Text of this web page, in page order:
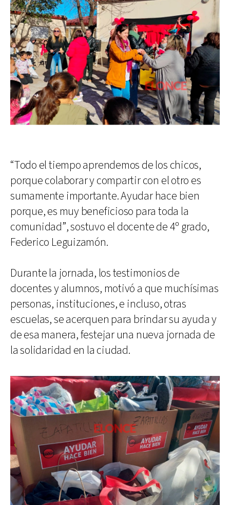
“Todo el tiempo aprendemos de los chicos,
porque colaborar y compartir con el otro es
sumamente importante. Ayudar hace bien
porque, es muy beneficioso para toda la
comunidad”, sostuvo el docente de 4º grado,
Federico Leguizamón.
Durante la jornada, los testimonios de
docentes y alumnos, motivó a que muchísimas
personas, instituciones, e incluso, otras
escuelas, se acerquen para brindar su ayuda y
de esa manera, festejar una nueva jornada de
la solidaridad en la ciudad.